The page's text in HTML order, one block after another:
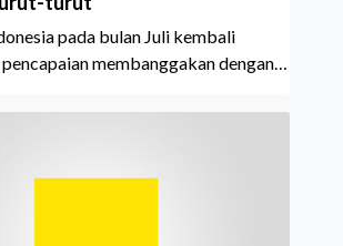
pada bulan Juli kembali
membanggakan dengan
Penghargaan ini menjadi semakin